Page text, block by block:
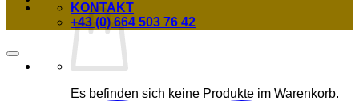
Es befinden sich keine Produkte im Warenkorb.
KONTAKT
+43 (0) 664 503 76 42